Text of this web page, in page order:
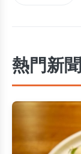
熱門新聞